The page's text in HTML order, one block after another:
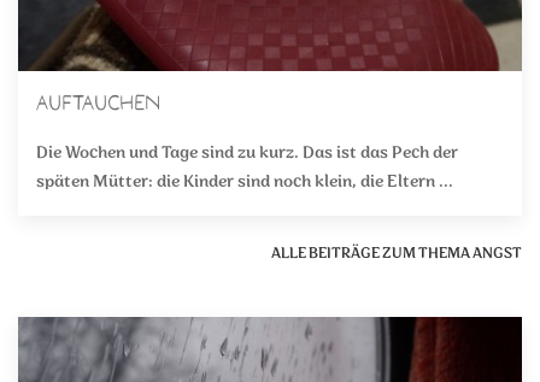
Auftauchen
Die Wochen und Tage sind zu kurz. Das ist das Pech der
späten Mütter: die Kinder sind noch klein, die Eltern ...
ALLE BEITRÄGE ZUM THEMA ANGST